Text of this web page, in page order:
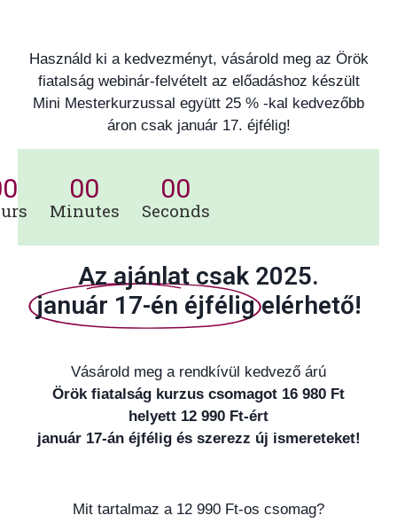
Használd ki a kedvezményt, vásárold meg az Örök
fiatalság webinár-felvételt az előadáshoz készült
Mini Mesterkurzussal együtt 25 % -kal kedvezőbb
áron csak január 17. éjfélig!
00
Minutes
00
Seconds
Az ajánlat csak 2025.
január 17-én éjfélig elérhető!
Vásárold meg a rendkívül kedvező árú
Örök fiatalság kurzus csomagot 16 980 Ft
helyett 12 990 Ft-ért
január 17-án éjfélig és szerezz új ismereteket!
Mit tartalmaz a 12 990 Ft-os csomag?